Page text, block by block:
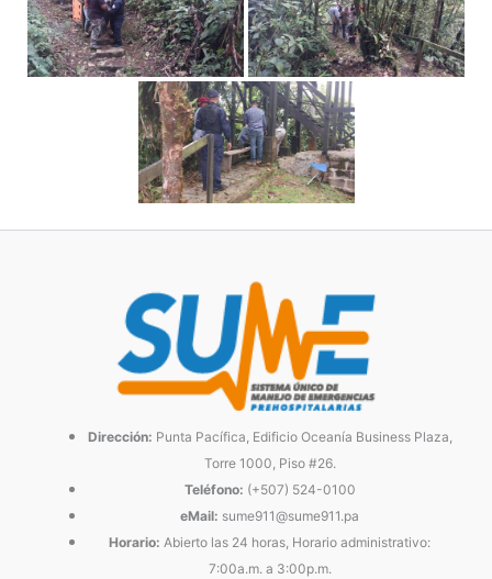
Dirección: Punta Pacífica, Edificio Oceanía Business Plaza,
Torre 1000, Piso #26.
Teléfono: (+507) 524-0100
eMail: sume911@sume911.pa
Horario: Abierto las 24 horas, Horario administrativo:
7:00a.m. a 3:00p.m.